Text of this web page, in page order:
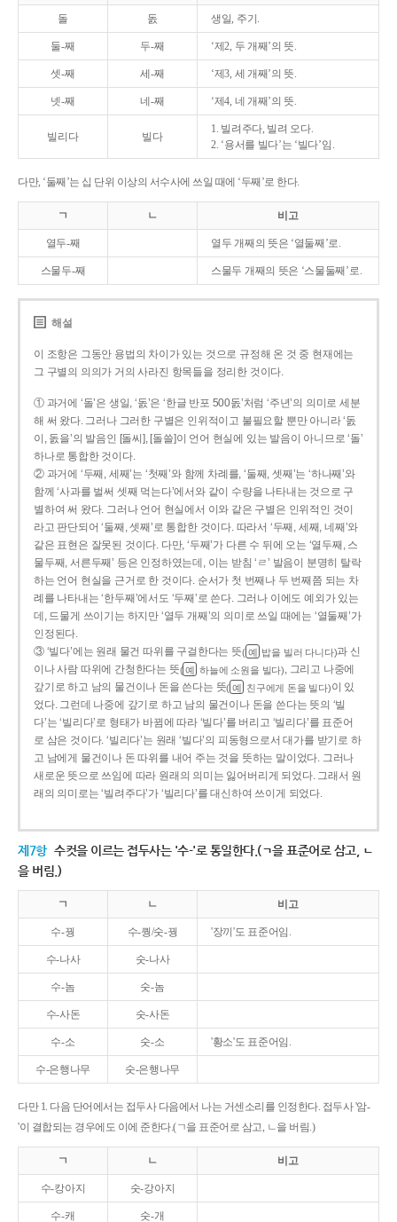
돌 돐 생일, 주기.
둘-째 두-째 ‘제2, 두 개째’의 뜻.
셋-째 세-째 ‘제3, 세 개째’의 뜻.
넷-째 네-째 ‘제4, 네 개째’의 뜻.
빌리다 빌다
1. 빌려주다, 빌려 오다.
2. ‘용서를 빌다’는 ‘빌다’임.
다만, ‘둘째’는 십 단위 이상의 서수사에 쓰일 때에 ‘두째’로 한다.
ㄱ ㄴ 비고
열두-째 열두 개째의 뜻은 ‘열둘째’로.
스물두-째 스물두 개째의 뜻은 ‘스물둘째’로.
해설
이 조항은 그동안 용법의 차이가 있는 것으로 규정해 온 것 중 현재에는
그 구별의 의의가 거의 사라진 항목들을 정리한 것이다.
① 과거에 ‘돌’은 생일, ‘돐’은 ‘한글 반포 500돐’처럼 ‘주년’의 의미로 세분
해 써 왔다. 그러나 그러한 구별은 인위적이고 불필요할 뿐만 아니라 ‘돐
이, 돐을’의 발음인 [돌씨], [돌쓸]이 언어 현실에 있는 발음이 아니므로 ‘돌’
하나로 통합한 것이다.
② 과거에 ‘두째, 세째’는 ‘첫째’와 함께 차례를, ‘둘째, 셋째’는 ‘하나째’와
함께 ‘사과를 벌써 셋째 먹는다’에서와 같이 수량을 나타내는 것으로 구
별하여 써 왔다. 그러나 언어 현실에서 이와 같은 구별은 인위적인 것이
라고 판단되어 ‘둘째, 셋째’로 통합한 것이다. 따라서 ‘두째, 세째, 네째’와
같은 표현은 잘못된 것이다. 다만, ‘두째’가 다른 수 뒤에 오는 ‘열두째, 스
물두째, 서른두째’ 등은 인정하였는데, 이는 받침 ‘ㄹ’ 발음이 분명히 탈락
하는 언어 현실을 근거로 한 것이다. 순서가 첫 번째나 두 번째쯤 되는 차
례를 나타내는 ‘한두째’에서도 ‘두째’로 쓴다. 그러나 이에도 예외가 있는
데, 드물게 쓰이기는 하지만 ‘열두 개째’의 의미로 쓰일 때에는 ‘열둘째’가
인정된다.
③ ‘빌다’에는 원래 물건 따위를 구걸한다는 뜻( 예 밥을 빌러 다니다)과 신
이나 사람 따위에 간청한다는 뜻( 예 하늘에 소원을 빌다), 그리고 나중에
갚기로 하고 남의 물건이나 돈을 쓴다는 뜻( 예 친구에게 돈을 빌다)이 있
었다. 그런데 나중에 갚기로 하고 남의 물건이나 돈을 쓴다는 뜻의 ‘빌
다’는 ‘빌리다’로 형태가 바뀜에 따라 ‘빌다’를 버리고 ‘빌리다’를 표준어
로 삼은 것이다. ‘빌리다’는 원래 ‘빌다’의 피동형으로서 대가를 받기로 하
고 남에게 물건이나 돈 따위를 내어 주는 것을 뜻하는 말이었다. 그러나
새로운 뜻으로 쓰임에 따라 원래의 의미는 잃어버리게 되었다. 그래서 원
래의 의미로는 ‘빌려주다’가 ‘빌리다’를 대신하여 쓰이게 되었다.
제7항 수컷을 이르는 접두사는 '수-'로 통일한다.(ㄱ을 표준어로 삼고, ㄴ
을 버림.)
ㄱ ㄴ 비고
수-꿩 수-퀑/숫-꿩 '장끼'도 표준어임.
수-나사 숫-나사
수-놈 숫-놈
수-사돈 숫-사돈
수-소 숫-소 '황소'도 표준어임.
수-은행나무 숫-은행나무
다만 1. 다음 단어에서는 접두사 다음에서 나는 거센소리를 인정한다. 접두사 '암-
'이 결합되는 경우에도 이에 준한다.(ㄱ을 표준어로 삼고, ㄴ을 버림.)
ㄱ ㄴ 비고
수-캉아지 숫-강아지
수-캐 숫-개